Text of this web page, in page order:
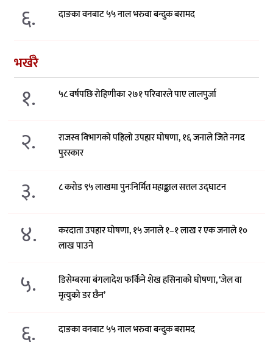
६. दाङका वनबाट ५५ नाल भरुवा बन्दुक बरामद
भर्खरै
१. ५८ वर्षपछि रोहिणीका २७१ परिवारले पाए लालपुर्जा
२.
राजस्व विभागको पहिलो उपहार घोषणा, १६ जनाले जिते नगद
पुरस्कार
३. ८ करोड ९५ लाखमा पुनःनिर्मित महाङ्काल सत्तल उद्घाटन
४.
करदाता उपहार घोषणा, १५ जनाले १–१ लाख र एक जनाले १०
लाख पाउने
५.
डिसेम्बरमा बंगलादेश फर्किने शेख हसिनाको घोषणा, ‘जेल वा
मृत्युको डर छैन’
६. दाङका वनबाट ५५ नाल भरुवा बन्दुक बरामद